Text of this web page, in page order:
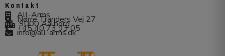
Kontakt
All-Arms
Nørre Tranders Vej 27
9000 Aalborg
+45 40 73 93 05
info@all-arms.dk